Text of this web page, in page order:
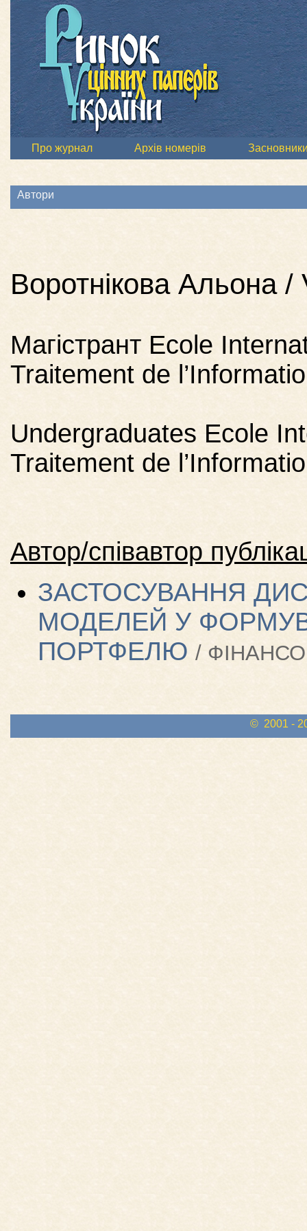
Про журнал Архів номерів
Автори
Воротнікова Альона
Магістрант Ecole
Traitement de
Undergraduates Ecole
Traitement de
Автор/співавтор
ЗАСТОСУВАННЯ
МОДЕЛЕЙ У
ПОРТФЕЛЮ /
© 2001 -